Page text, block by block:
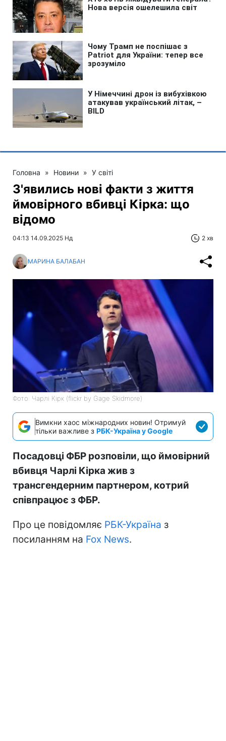
Головна » Новини » У світі
З'явились нові факти з життя
ймовірного вбивці Кірка: що
відомо
04:13 14.09.2025 Нд 2 хв
МАРИНА БАЛАБАН
Фото: Чарлі Кірк (flickr by Gage Skidmore)
Вимкни хаос міжнародних новин! Отримуй
тільки важливе з РБК-Україна у Google
Посадовці ФБР розповіли, що ймовірний
вбивця Чарлі Кірка жив з
трансгендерним партнером, котрий
співпрацює з ФБР.
Про це повідомляє РБК-Україна з
посиланням на Fox News.